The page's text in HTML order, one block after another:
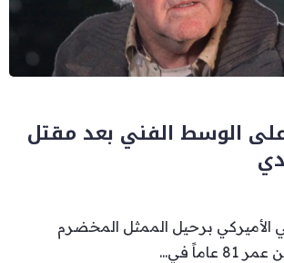
الوسط الفني بعد مقتل
الأميركي برحيل الممثل المخضرم
في...